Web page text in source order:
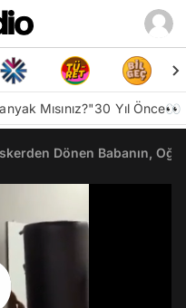
Mısınız?"30 Yıl Önce👀
Dönen Babanın,